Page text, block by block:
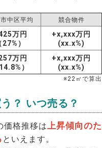
中区平均 競合物件
万円
27%）
+x,xxx万円
(xx.x%)
万円
14.8%）
+x,xxx万円
(xx.x%)
※22 ㎡で算出
？ いつ売る？
価格推移は 上昇傾向のた
といえます。